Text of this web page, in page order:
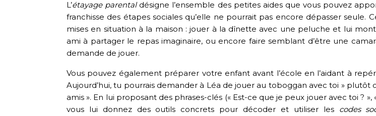
L’étayage parentaldésigne l’ensemble des petites aides que vous pouvez
franchisse des étapes sociales qu’elle ne pourrait pas encore dépasser seule.
mises en situation à la maison : jouer à la dînette avec une peluche et lui
ami à partager le repas imaginaire, ou encore faire semblant d’être une
demande de jouer.
Vous pouvez également préparer votre enfant avant l’école en l’aidant à
Aujourd’hui, tu pourrais demander à Léa de jouer au toboggan avec toi » plutôt
amis ». En lui proposant des phrases-clés (« Est-ce que je peux jouer avec toi ? »,
vous lui donnez des outils concrets pour décoder et utiliser les codes